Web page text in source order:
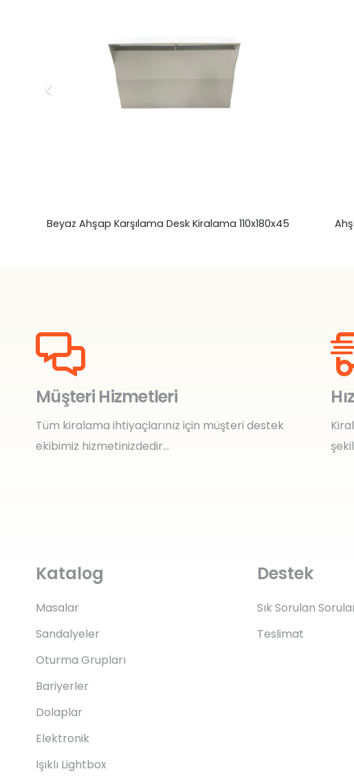
Beyaz Ahşap Karşılama Desk Kiralama 110x180x45
Müşteri Hizmetleri
Tüm kiralama ihtiyaçlarınız için müşteri destek
ekibimiz hizmetinizdedir…
Katalog
Masalar
Sandalyeler
Oturma Grupları
Bariyerler
Dolaplar
Elektronik
Işıklı Lightbox
Destek
Sık Sorulan
Teslimat